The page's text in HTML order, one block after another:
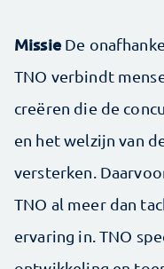
Missie De
TNO verbindt
creëren die de
en het welzijn van
versterken.
TNO al meer dan
ervaring in. TNO